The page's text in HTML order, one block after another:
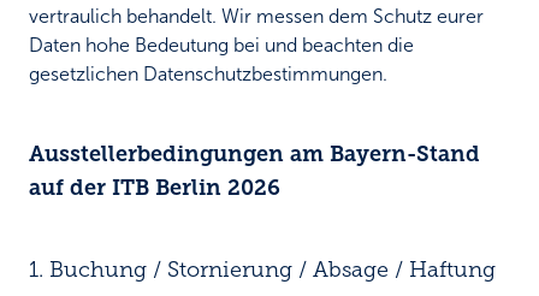
vertraulich behandelt. Wir messen dem Schutz eurer
Daten hohe Bedeutung bei und beachten die
gesetzlichen Datenschutzbestimmungen.
Ausstellerbedingungen am Bayern-Stand
auf der ITB Berlin 2026
1. Buchung / Stornierung / Absage / Haftung